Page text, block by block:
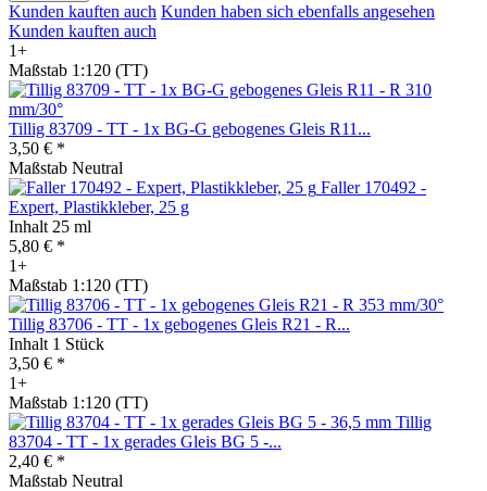
Kunden kauften auch Kunden haben sich ebenfalls angesehen
Kunden kauften auch
1+
Maßstab 1:120 (TT)
Tillig 83709 - TT - 1x BG-G gebogenes Gleis R11...
3,50 € *
Maßstab Neutral
Faller 170492 -
Expert, Plastikkleber, 25 g
Inhalt 25 ml
5,80 € *
1+
Maßstab 1:120 (TT)
Tillig 83706 - TT - 1x gebogenes Gleis R21 - R...
Inhalt 1 Stück
3,50 € *
1+
Maßstab 1:120 (TT)
Tillig
83704 - TT - 1x gerades Gleis BG 5 -...
2,40 € *
Maßstab Neutral